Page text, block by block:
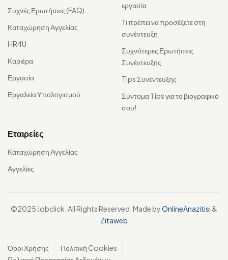
Συχνές Ερωτήσεις (FAQ)
Καταχώρηση Αγγελίας
HR4U
Καριέρα
Εργασία
Εργαλεία Υπολογισμού
εργασία
Τι πρέπει να προσέξετε στη
συνέντευξη
Συχνότερες Ερωτήσεις
Συνέντευξης
Tips Συνέντευξης
Σύντομα Τips για το βιογραφικό
σου!
Εταιρείες
Καταχώρηση Αγγελίας
Αγγελίες
©2025 Jobclick. All Rights Reserved. Made byOnlineAnazitisi &
Zitaweb
Όροι Χρήσης
Πολιτική Cookies